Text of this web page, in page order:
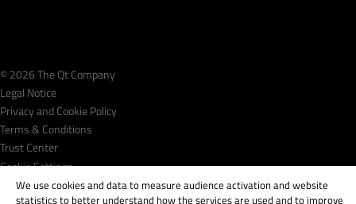
© 2026 The Qt Company
Legal Notice
Privacy and Cookie Policy
Terms & Conditions
Trust Center
Cookie Settings
Email Preferences
We use cookies and data to measure audience activation and website
statistics to better understand how the services are used and to improve